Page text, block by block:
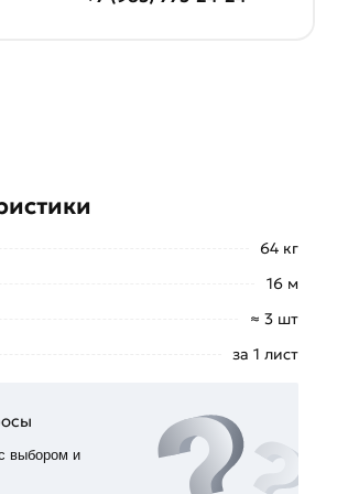
64 кг
16 м
≈ 3 шт
за 1 лист
выбором и